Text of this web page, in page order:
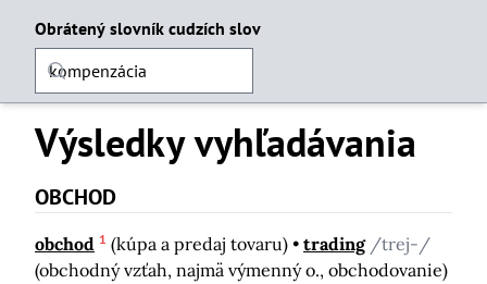
Obrátený slovník cudzích slov
Výsledky vyhľadávania
OBCHOD
obchod 1 (kúpa a predaj tovaru) trading /trej-/
(obchodný vzťah, najmä výmenný o., obchodovanie)